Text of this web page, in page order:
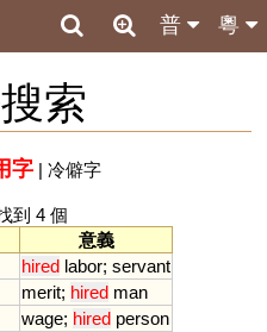
粵
普
索
字| 冷僻字
到 4 個
意義
hired labor; servant
merit; hired man
wage; hired person